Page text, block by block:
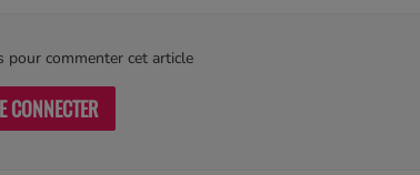
pour commenter cet article
CONNECTER